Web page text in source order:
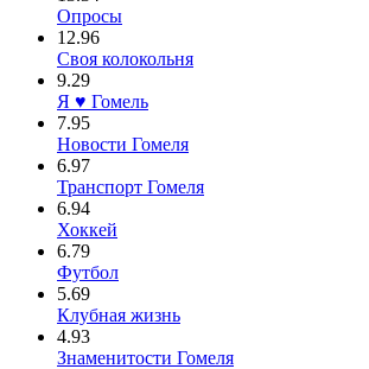
Опросы
12.96
Своя колокольня
9.29
Я ♥ Гомель
7.95
Новости Гомеля
6.97
Транспорт Гомеля
6.94
Хоккей
6.79
Футбол
5.69
Клубная жизнь
4.93
Знаменитости Гомеля